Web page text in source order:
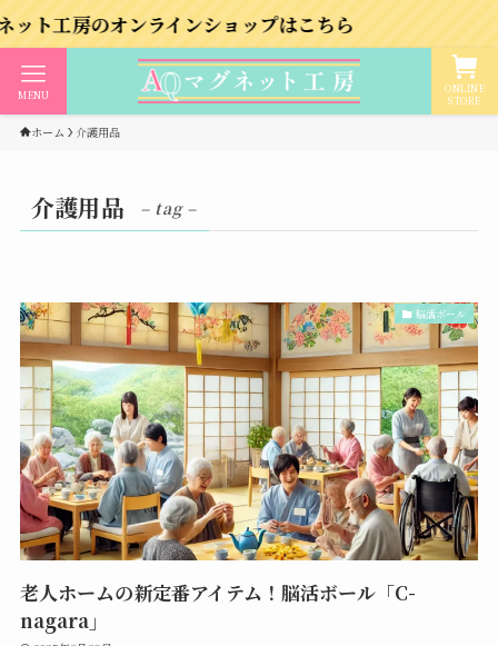
オンラインショップはこちら
ONLINE
STORE
MENU
ホーム 介護用品
介護用品 – tag –
脳活ボール
老人ホームの新定番アイテム！脳活ボール「C-
nagara」